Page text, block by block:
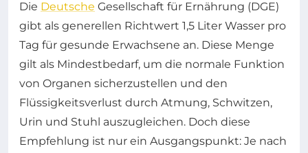
Die Deutsche Gesellschaft für Ernährung (DGE)
gibt als generellen Richtwert 1,5 Liter Wasser pro
Tag für gesunde Erwachsene an. Diese Menge
gilt als Mindestbedarf, um die normale Funktion
von Organen sicherzustellen und den
Flüssigkeitsverlust durch Atmung, Schwitzen,
Urin und Stuhl auszugleichen. Doch diese
Empfehlung ist nur ein Ausgangspunkt: Je nach